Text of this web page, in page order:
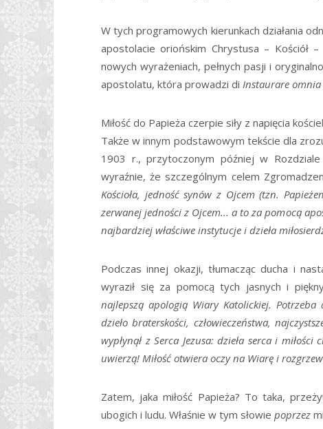
W tych programowych kierunkach działania
apostolacie oriońskim Chrystusa – Kościół
nowych wyrażeniach, pełnych pasji i
apostolatu, która prowadzi di Instaurare
Miłość do Papieża czerpie siły z napięcia
Także w innym podstawowym tekście dla
1903 r., przytoczonym później w
wyraźnie, że szczególnym celem
Kościoła, jedność synów z Ojcem (tzn.
zerwanej jedności z Ojcem... a to za pomocą
najbardziej właściwe instytucje i dzieła
Podczas innej okazji, tłumacząc ducha i
wyraził się za pomocą tych jasnych i
najlepszą apologią Wiary Katolickiej.
dzieło braterskości, człowieczeństwa,
wypłynął z Serca Jezusa: dzieła serca i
uwierzą! Miłość otwiera oczy na Wiarę i
Zatem, jaka miłość Papieża? To taka,
ubogich i ludu. Właśnie w tym słowie poprzez